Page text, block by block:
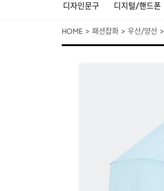
디자인문구 디지털/핸드폰
HOME > 패션잡화 > 우산/양산 >